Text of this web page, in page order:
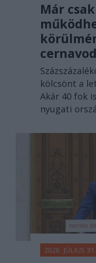
Már
kölcsönt a
Akár 40 fok
nyugati
2026. JÚLIUS